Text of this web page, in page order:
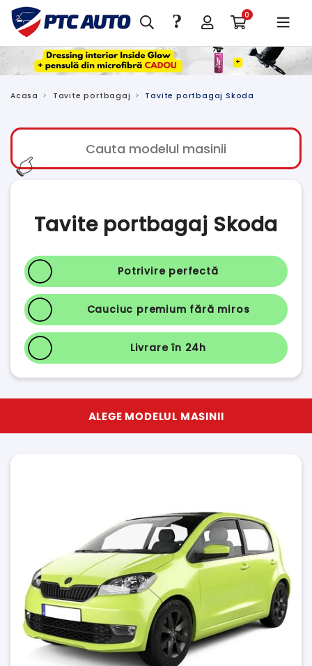
0
?
Acasa Tavite portbagaj Tavite portbagaj Skoda
👉
Tavite portbagaj Skoda
Potrivire perfectă
Cauciuc premium fără miros
Livrare în 24h
ALEGE MODELUL MASINII